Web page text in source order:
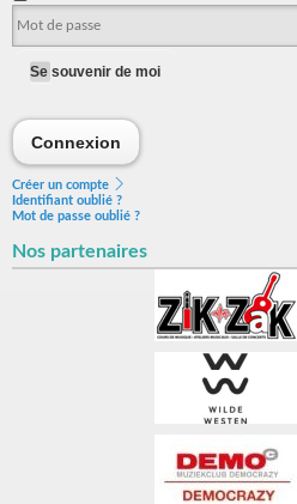
Se souvenir de moi
Connexion
Créer un compte
Identifiant oublié ?
Mot de passe oublié ?
Nos partenaires